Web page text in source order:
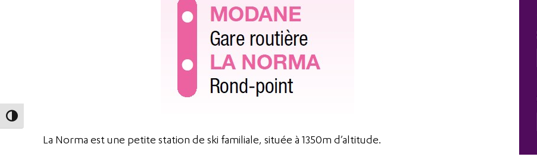
Passer en contraste élevé
La Norma est une petite station de ski familiale, située à 1350m d’altitude.